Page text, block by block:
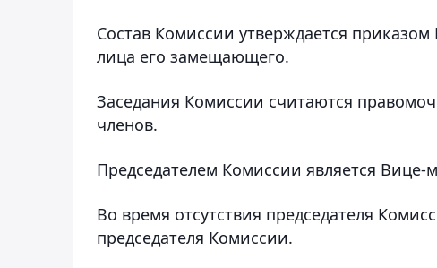
Состав Комиссии утверждается
лица его замещающего.
Заседания Комиссии считаются
членов.
Председателем Комиссии является
Во время отсутствия председателя
председателя Комиссии.